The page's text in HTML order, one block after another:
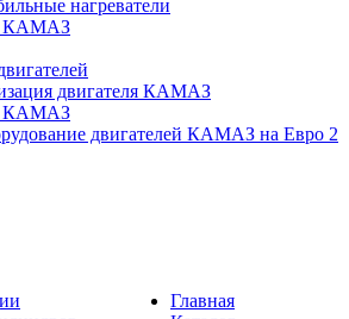
нагреватели
КАМАЗ
двигателя КАМАЗ
КАМАЗ
двигателей КАМАЗ на Евро 2
Главная